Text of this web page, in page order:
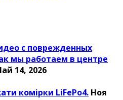
с поврежденных
мы работаем в центре
14, 2026
комірки LiFePo4. Ноя